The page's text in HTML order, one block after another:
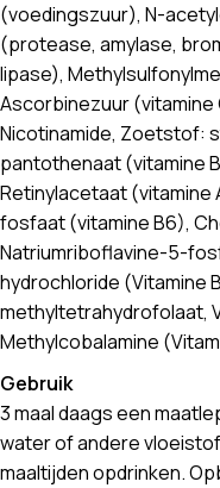
(voedingszuur), N-
(protease, amylase,
lipase),
Ascorbinezuur (vitamine
Nicotinamide, Zoetstof:
pantothenaat (vitamine
Retinylacetaat (vitamine
fosfaat (vitamine B6),
Natriumriboflavine-5-
hydrochloride (Vitamine
methyltetrahydrofolaat,
Methylcobalamine
Gebruik
3 maal daags een
water of andere
maaltijden opdrinken.